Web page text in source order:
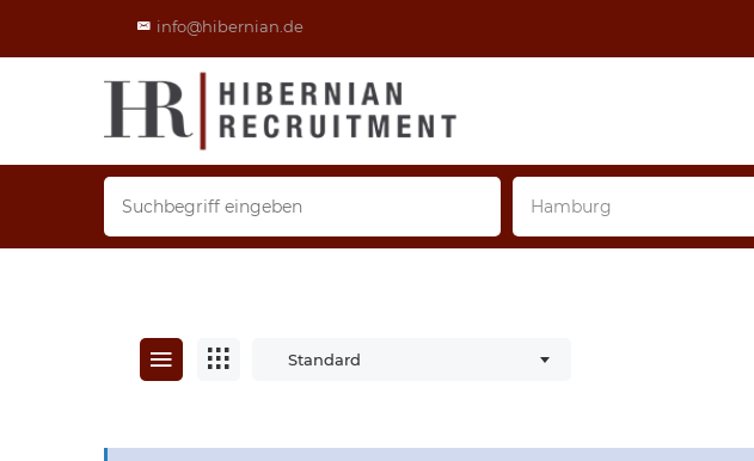
info@hibernian.de
Hamburg
Standard